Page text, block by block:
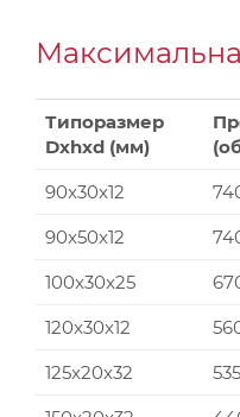
Типоразмер
Dxhxd (мм)
90x30x12
90x50x12
100x30x25
120x30x12
125x20x32